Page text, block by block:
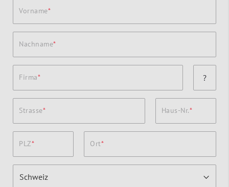
Vorname
Nachname
Firma ?
Strasse Haus-Nr.
PLZ Ort